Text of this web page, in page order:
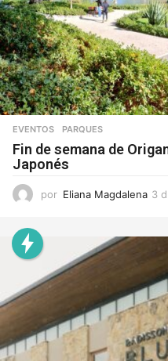
EVENTOS ,PARQUES
Fin de semana de
Japonés
por Eliana Magdalena 3